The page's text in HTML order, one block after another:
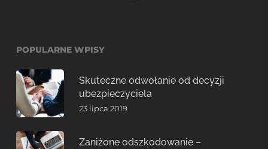
POPULARNE WPISY
Skuteczne odwołanie od decyzji
ubezpieczyciela
23 lipca 2019
Zaniżone odszkodowanie –